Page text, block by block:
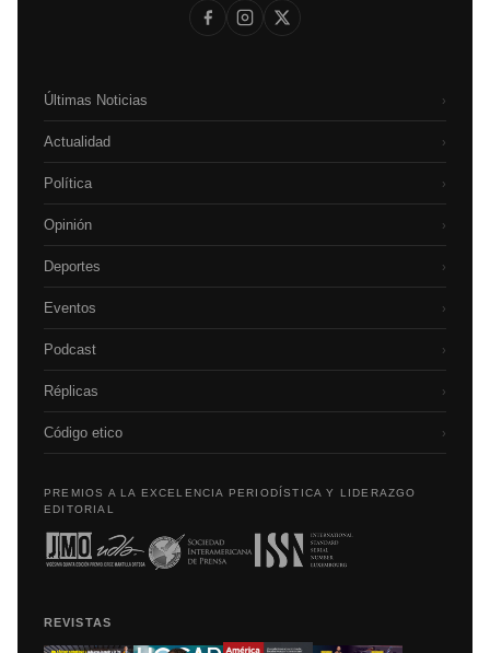
Últimas Noticias ›
Actualidad ›
Política ›
Opinión ›
Deportes ›
Eventos ›
Podcast ›
Réplicas ›
Código etico ›
PREMIOS A LA EXCELENCIA PERIODÍSTICA Y LIDERAZGO
EDITORIAL
REVISTAS